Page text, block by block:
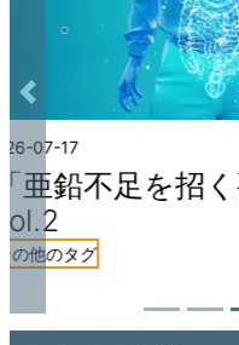
2026-07-10
亜鉛不足を招
その他のタグ
Previous